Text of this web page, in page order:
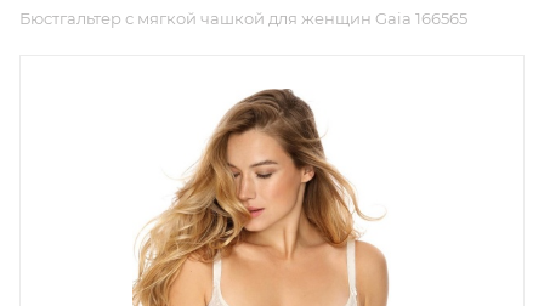
Бюстгальтер с мягкой чашкой для женщин Gaia 166565